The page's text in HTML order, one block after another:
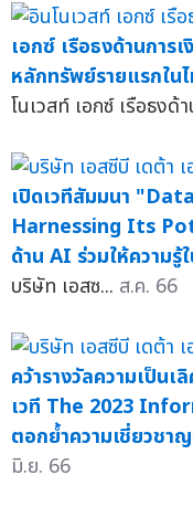
เอกซ์ เรือธงด้านการ
หลักทรัพย์รายแรกใ
โนเวสท์ เอกซ์ เรือธงด้
เปิดเวทีสัมมนา
Harnessing Its
ด้าน AI ร่วมให้ความ
บริษัท เอสซ... ส.ค. 66
คว้ารางวัลความเป็น
เวที The 2023
ตอกย้ำความเชี่ยวช
มิ.ย. 66